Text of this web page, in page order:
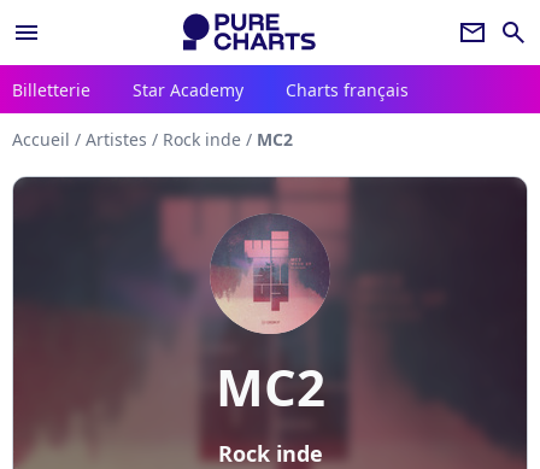
menu newsletter search
Billetterie Star Academy Charts français
Accueil / Artistes / Rock inde / MC2
MC2
Rock inde